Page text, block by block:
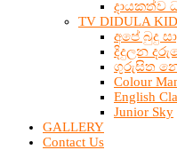
දායකත්ව
TV DIDULA
අපේ බුදු
දිදුලන
ගුරුසිත
Colour
English
Junior Sky
GALLERY
Contact Us